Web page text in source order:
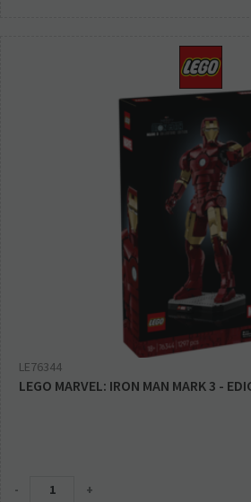
LE76344
LEGO MARVEL: IRON MAN MARK 3 -
- +